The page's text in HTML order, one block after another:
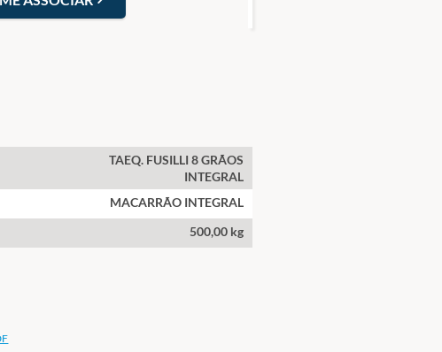
TAEQ. FUSILLI 8 GRÃOS
INTEGRAL
MACARRÃO INTEGRAL
500,00 kg